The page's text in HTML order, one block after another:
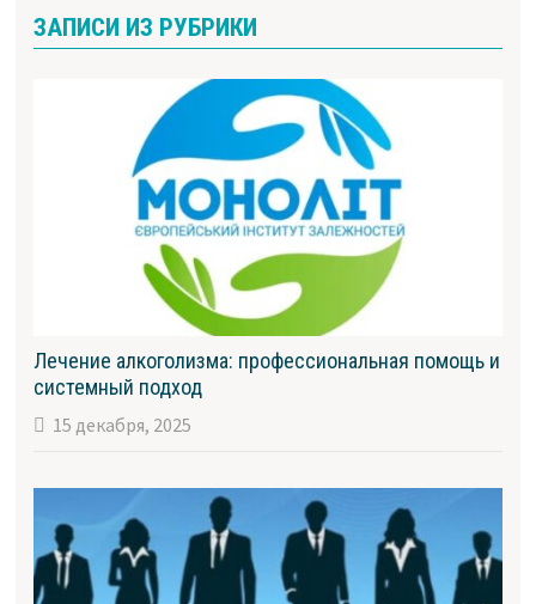
ЗАПИСИ ИЗ РУБРИКИ
Лечение алкоголизма: профессиональная помощь и
системный подход
15 декабря, 2025